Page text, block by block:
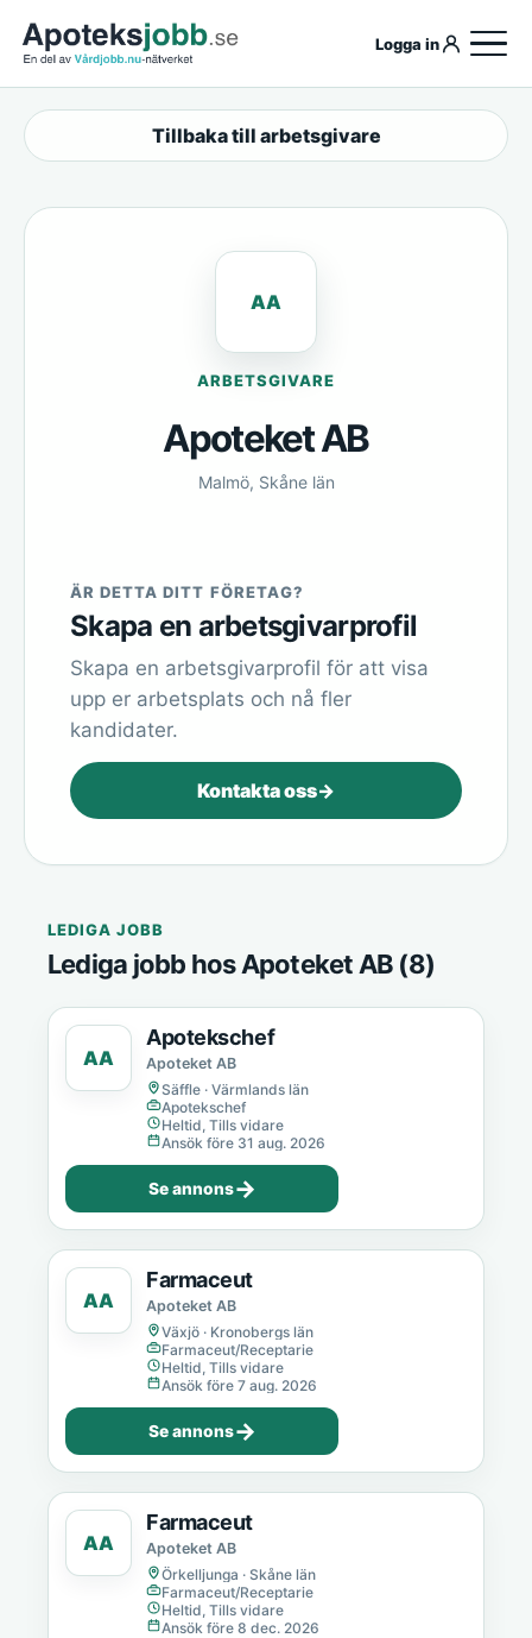
Logga in
Tillbaka till arbetsgivare
AA
ARBETSGIVARE
Apoteket AB
Malmö, Skåne län
ÄR DETTA DITT FÖRETAG?
Skapa en arbetsgivarprofil
Skapa en arbetsgivarprofil för att visa
upp er arbetsplats och nå fler
kandidater.
Kontakta oss→
LEDIGA JOBB
Lediga jobb hos Apoteket AB (8)
AA
Apotekschef
Apoteket AB
Säffle · Värmlands län
Apotekschef
Heltid, Tills vidare
Ansök före 31 aug. 2026
Se annons→
AA
Farmaceut
Apoteket AB
Växjö · Kronobergs län
Farmaceut/Receptarie
Heltid, Tills vidare
Ansök före 7 aug. 2026
Se annons→
AA
Farmaceut
Apoteket AB
Örkelljunga · Skåne län
Farmaceut/Receptarie
Heltid, Tills vidare
Ansök före 8 dec. 2026